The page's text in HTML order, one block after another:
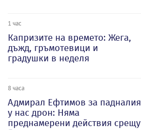
1 час
Капризите на времето: Жега,
дъжд, гръмотевици и
градушки в неделя
8 часа
Адмирал Ефтимов за падналия
у нас дрон: Няма
преднамерени действия срещу